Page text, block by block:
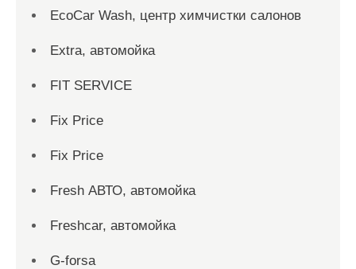
EcoCar Wash, центр химчистки салонов
Extra, автомойка
FIT SERVICE
Fix Price
Fix Price
Fresh АВТО, автомойка
Freshcar, автомойка
G-forsa